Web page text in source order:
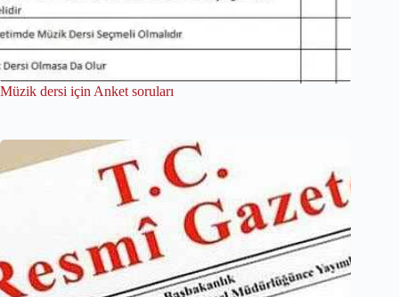
Müzik dersi için Anket soruları